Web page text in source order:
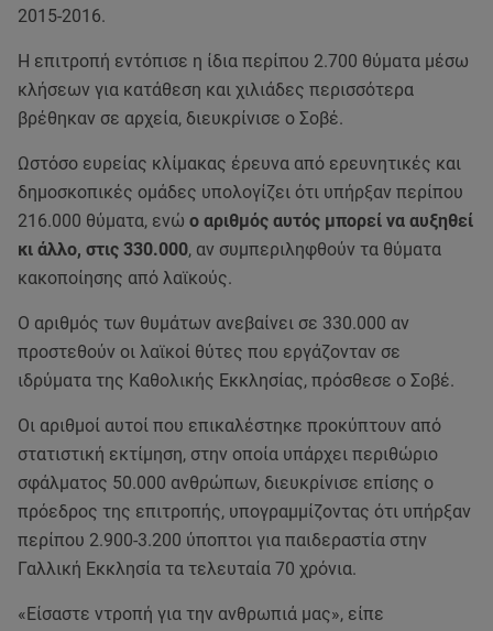
2015-2016.
Η επιτροπή εντόπισε η ίδια περίπου 2.700 θύματα μέσω
κλήσεων για κατάθεση και χιλιάδες περισσότερα
βρέθηκαν σε αρχεία, διευκρίνισε ο Σοβέ.
Ωστόσο ευρείας κλίμακας έρευνα από ερευνητικές και
δημοσκοπικές ομάδες υπολογίζει ότι υπήρξαν περίπου
216.000 θύματα, ενώ ο αριθμός αυτός μπορεί να αυξηθεί
κι άλλο, στις 330.000, αν συμπεριληφθούν τα θύματα
κακοποίησης από λαϊκούς.
Ο αριθμός των θυμάτων ανεβαίνει σε 330.000 αν
προστεθούν οι λαϊκοί θύτες που εργάζονταν σε
ιδρύματα της Καθολικής Εκκλησίας, πρόσθεσε ο Σοβέ.
Οι αριθμοί αυτοί που επικαλέστηκε προκύπτουν από
στατιστική εκτίμηση, στην οποία υπάρχει περιθώριο
σφάλματος 50.000 ανθρώπων, διευκρίνισε επίσης ο
πρόεδρος της επιτροπής, υπογραμμίζοντας ότι υπήρξαν
περίπου 2.900-3.200 ύποπτοι για παιδεραστία στην
Γαλλική Εκκλησία τα τελευταία 70 χρόνια.
«Είσαστε ντροπή για την ανθρωπιά μας», είπε